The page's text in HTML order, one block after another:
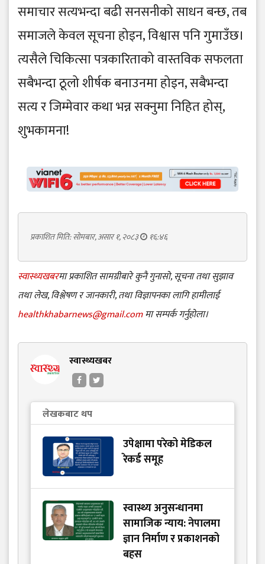
समाचार सत्यभन्दा बढी सनसनीको साधन बन्छ, तब
समाजले केवल सूचना होइन, विश्वास पनि गुमाउँछ।
त्यसैले चिकित्सा पत्रकारिताको वास्तविक सफलता
सबैभन्दा ठूलो शीर्षक बनाउनमा होइन, सबैभन्दा
सत्य र जिम्मेवार कथा भन्न सक्नुमा निहित होस्,
शुभकामना!
प्रकाशित मिति: सोमबार, असार १, २०८३ १६:४६
स्वास्थ्यखबरमा प्रकाशित सामग्रीबारे कुनै गुनासो, सूचना तथा सुझाव
तथा लेख, विश्लेषण र जानकारी, तथा विज्ञापनका लागि हामीलाई
healthkhabarnews@gmail.comमा सम्पर्क गर्नुहोला।
स्वास्थ्यखबर
लेखकबाट थप
उपेक्षामा परेको मेडिकल
रेकर्ड समूह
स्वास्थ्य अनुसन्धानमा
सामाजिक न्याय: नेपालमा
ज्ञान निर्माण र प्रकाशनको
बहस